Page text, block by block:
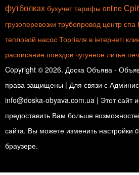
футболках бухучет тарифы online
грузоперевозки трубопровод центр спа
тепловой насос Торгівля в інтернеті
расписание поездов чугунное литье
Copyright © 2026. Доска Объява -
права защищены | Для связи с
info@doska-obyava.com.ua | Этот сайт
предоставить Вам больше
сайта. Вы можете изменить настройки
браузере.